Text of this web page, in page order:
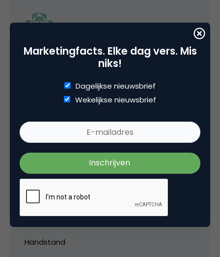
Hat/tap
Dance on bar/coyote ugly
Sing
Jedi/fight
skip/hop/jump
Handstand
Marketingfacts. Elke dag vers. Mis
niks!
Dagelijkse nieuwsbrief
Wekelijkse nieuwsbrief